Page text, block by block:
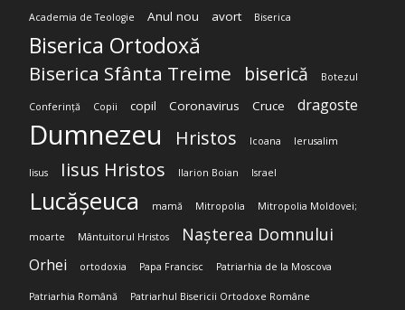
Academia de Teologie Anul nou avort Biserica
Biserica Ortodoxă
Biserica Sfânta Treime biserică Botezul
Conferință Copii copil Coronavirus Cruce dragoste
Dumnezeu Hristos Icoana Ierusalim
Iisus Iisus Hristos Ilarion Boian Israel
Lucășeuca mamă Mitropolia Mitropolia Moldovei;
moarte Mântuitorul Hristos Nașterea Domnului
Orhei ortodoxia Papa Francisc Patriarhia de la Moscova
Patriarhia Română Patriarhul Bisericii Ortodoxe Române